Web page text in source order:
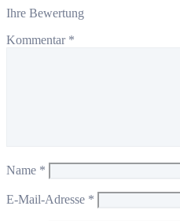
Ihre Bewertung
Kommentar *
Name *
E-Mail-Adresse *